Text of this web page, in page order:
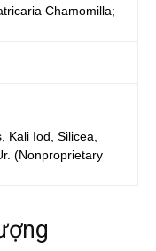
Chamomilla;
Kali Iod, Silicea,
(Nonproprietary